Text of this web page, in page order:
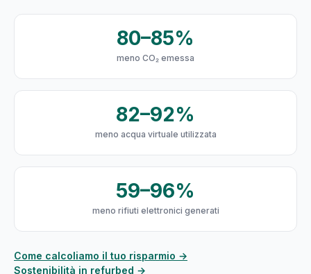
80–85%
meno CO₂ emessa
82–92%
meno acqua virtuale utilizzata
59–96%
meno rifiuti elettronici generati
Come calcoliamo il tuo risparmio →
Sostenibilità in refurbed →